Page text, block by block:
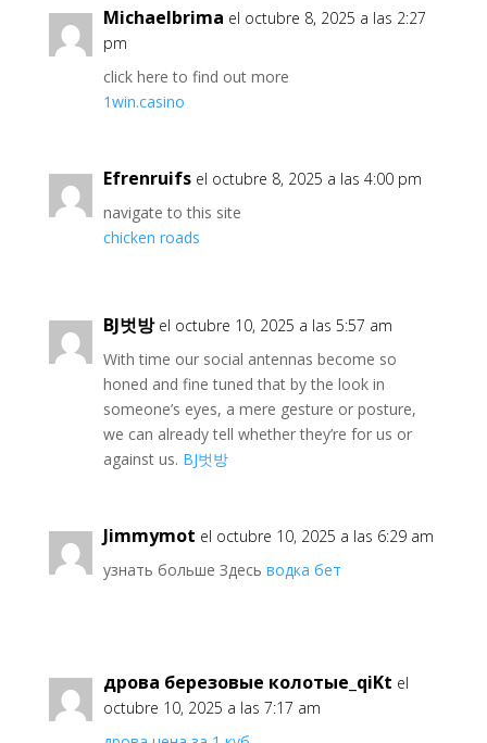
Michaelbrima el octubre 8, 2025 a las 2:27
pm
click here to find out more
1win.casino
Efrenruifs el octubre 8, 2025 a las 4:00 pm
navigate to this site
chicken roads
BJ벗방 el octubre 10, 2025 a las 5:57 am
With time our social antennas become so
honed and fine tuned that by the look in
someone’s eyes, a mere gesture or posture,
we can already tell whether they’re for us or
against us. BJ벗방
Jimmymot el octubre 10, 2025 a las 6:29 am
узнать больше Здесь водка бет
дрова березовые колотые_qiKt el
octubre 10, 2025 a las 7:17 am